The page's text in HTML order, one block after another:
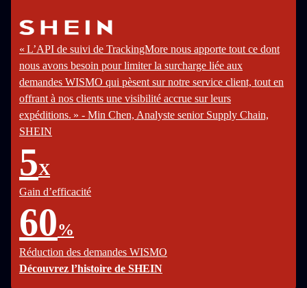
« L’API de suivi de TrackingMore nous apporte tout ce dont
nous avons besoin pour limiter la surcharge liée aux
demandes WISMO qui pèsent sur notre service client, tout en
offrant à nos clients une visibilité accrue sur leurs
expéditions. » - Min Chen, Analyste senior Supply Chain,
SHEIN
5X
Gain d’efficacité
60%
Réduction des demandes WISMO
Découvrez l’histoire de SHEIN